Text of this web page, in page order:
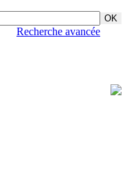
Recherche avancée